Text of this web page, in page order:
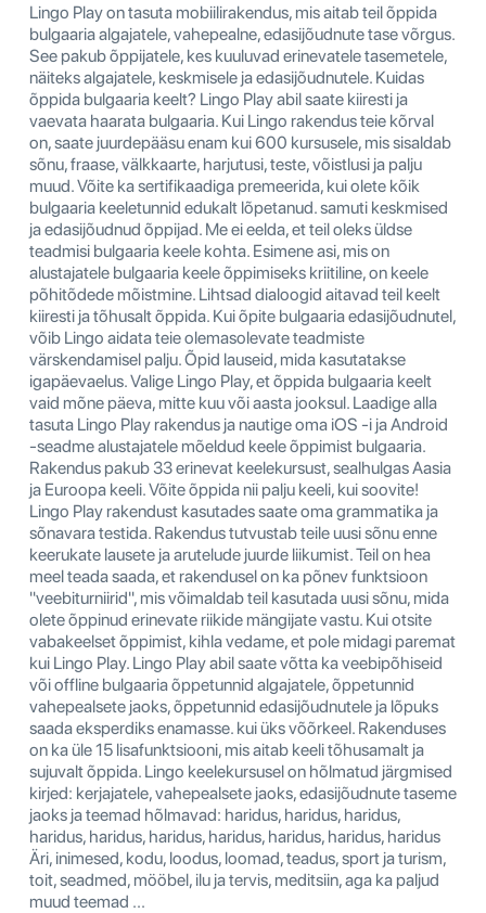
Lingo Play on tasuta mobiilirakendus, mis aitab teil õppida
bulgaaria algajatele, vahepealne, edasijõudnute tase võrgus.
See pakub õppijatele, kes kuuluvad erinevatele tasemetele,
näiteks algajatele, keskmisele ja edasijõudnutele. Kuidas
õppida bulgaaria keelt? Lingo Play abil saate kiiresti ja
vaevata haarata bulgaaria. Kui Lingo rakendus teie kõrval
on, saate juurdepääsu enam kui 600 kursusele, mis sisaldab
sõnu, fraase, välkkaarte, harjutusi, teste, võistlusi ja palju
muud. Võite ka sertifikaadiga premeerida, kui olete kõik
bulgaaria keeletunnid edukalt lõpetanud. samuti keskmised
ja edasijõudnud õppijad. Me ei eelda, et teil oleks üldse
teadmisi bulgaaria keele kohta. Esimene asi, mis on
alustajatele bulgaaria keele õppimiseks kriitiline, on keele
põhitõdede mõistmine. Lihtsad dialoogid aitavad teil keelt
kiiresti ja tõhusalt õppida. Kui õpite bulgaaria edasijõudnutel,
võib Lingo aidata teie olemasolevate teadmiste
värskendamisel palju. Õpid lauseid, mida kasutatakse
igapäevaelus. Valige Lingo Play, et õppida bulgaaria keelt
vaid mõne päeva, mitte kuu või aasta jooksul. Laadige alla
tasuta Lingo Play rakendus ja nautige oma iOS -i ja Android
-seadme alustajatele mõeldud keele õppimist bulgaaria.
Rakendus pakub 33 erinevat keelekursust, sealhulgas Aasia
ja Euroopa keeli. Võite õppida nii palju keeli, kui soovite!
Lingo Play rakendust kasutades saate oma grammatika ja
sõnavara testida. Rakendus tutvustab teile uusi sõnu enne
keerukate lausete ja arutelude juurde liikumist. Teil on hea
meel teada saada, et rakendusel on ka põnev funktsioon
"veebiturniirid", mis võimaldab teil kasutada uusi sõnu, mida
olete õppinud erinevate riikide mängijate vastu. Kui otsite
vabakeelset õppimist, kihla vedame, et pole midagi paremat
kui Lingo Play. Lingo Play abil saate võtta ka veebipõhiseid
või offline bulgaaria õppetunnid algajatele, õppetunnid
vahepealsete jaoks, õppetunnid edasijõudnutele ja lõpuks
saada eksperdiks enamasse. kui üks võõrkeel. Rakenduses
on ka üle 15 lisafunktsiooni, mis aitab keeli tõhusamalt ja
sujuvalt õppida. Lingo keelekursusel on hõlmatud järgmised
kirjed: kerjajatele, vahepealsete jaoks, edasijõudnute taseme
jaoks ja teemad hõlmavad: haridus, haridus, haridus,
haridus, haridus, haridus, haridus, haridus, haridus, haridus
Äri, inimesed, kodu, loodus, loomad, teadus, sport ja turism,
toit, seadmed, mööbel, ilu ja tervis, meditsiin, aga ka paljud
muud teemad ...